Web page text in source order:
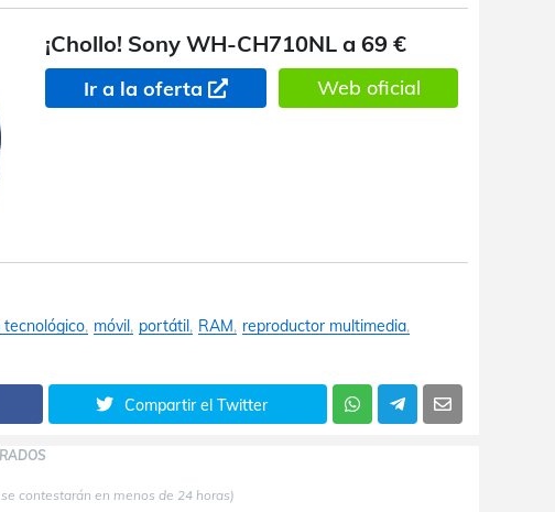
¡Chollo! Sony WH-CH710NL a 69 €
Ir a la oferta Web oficial
tecnológico móvil portátil RAM reproductor multimedia
Compartir el Twitter
contestarán en menos de 24 horas)